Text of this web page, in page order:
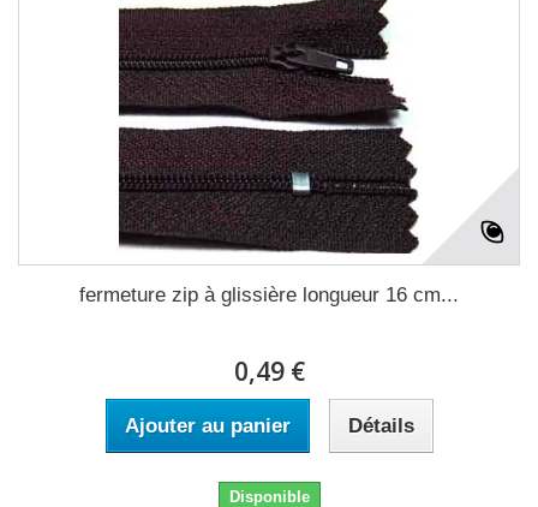
fermeture zip à glissière longueur 16 cm...
0,49 €
Ajouter au panier Détails
Disponible